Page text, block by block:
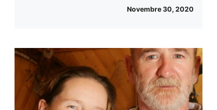
Novembre 30, 2020